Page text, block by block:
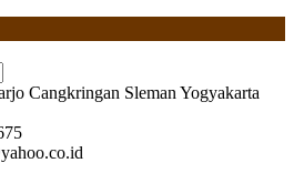
Cangkringan Sleman Yogyakarta